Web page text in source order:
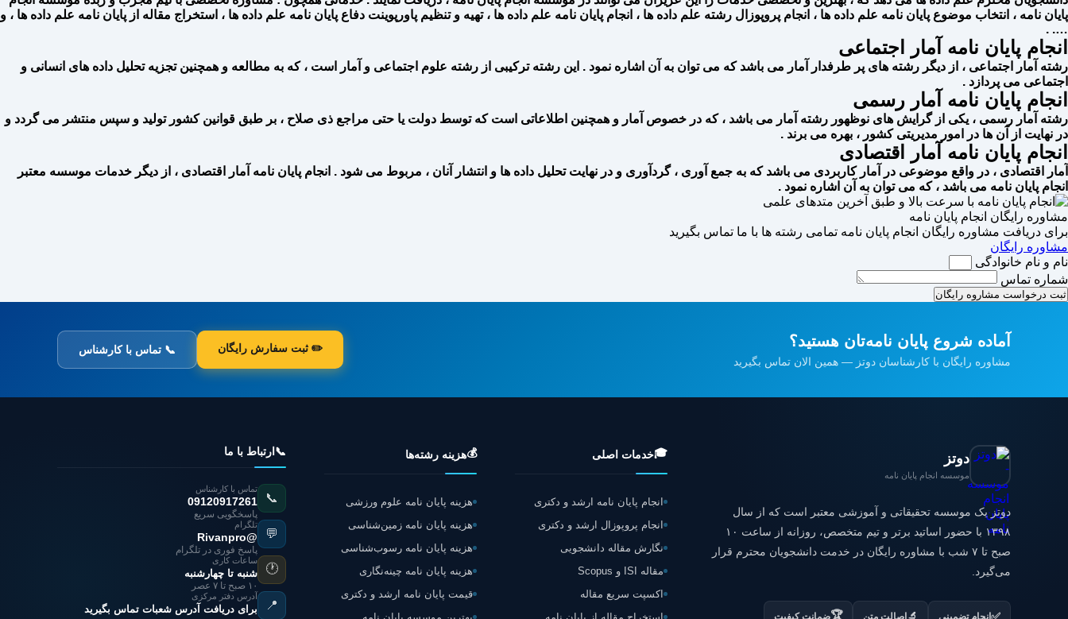
پایان نامه ، انتخاب موضوع پایان نامه علم داده ها ، انجام پروپوزال رشته علم داده ها ، انجام پایان نامه علم داده ها ، تهیه و تنظیم پاورپوینت دفاع پایان نامه علم داده ها ، استخراج مقاله از پایان نامه علم داده ها ، و
…. .
انجام پایان نامه آمار اجتماعی
رشته آمار اجتماعی ، از دیگر رشته های پر طرفدار آمار می باشد که می توان به آن اشاره نمود . این رشته ترکیبی از رشته علوم اجتماعی و آمار است ، که به مطالعه و همچنین تجزیه تحلیل داده های انسانی و
اجتماعی می پردازد .
انجام پایان نامه آمار رسمی
رشته آمار رسمی ، یکی از گرایش های نوظهور رشته آمار می باشد ، که در خصوص آمار و همچنین اطلاعاتی است که توسط دولت یا حتی مراجع ذی صلاح ، بر طبق قوانین کشور تولید و سپس منتشر می گردد و
در نهایت از آن ها در امور مدیریتی کشور ، بهره می برند .
انجام پایان نامه آمار اقتصادی
آمار اقتصادی ، در واقع موضوعی در آمار کاربردی می باشد که به جمع آوری ، گردآوری و در نهایت تحلیل داده ها و انتشار آنان ، مربوط می شود . انجام پایان نامه آمار اقتصادی ، از دیگر خدمات موسسه معتبر
انجام پایان نامه می باشد ، که می توان به آن اشاره نمود .
مشاوره رایگان انجام پایان نامه
برای دریافت مشاوره رایگان انجام پایان نامه تمامی رشته ها با ما تماس بگیرید
مشاوره رایگان
نام و نام خانوادگی
شماره تماس
ثبت درخواست مشاروه رایگان
آماده شروع پایان نامه‌تان هستید؟
مشاوره رایگان با کارشناسان دوتز — همین الان تماس بگیرید
✏️ ثبت سفارش رایگان 📞 تماس با کارشناس
دوتز
موسسه انجام پایان نامه
دوتز یک موسسه تحقیقاتی و آموزشی معتبر است که از سال
۱۳۹۸ با حضور اساتید برتر و تیم متخصص، روزانه از ساعت ۱۰
صبح تا ۷ شب با مشاوره رایگان در خدمت دانشجویان محترم قرار
می‌گیرد.
🏆
🎓خدمات اصلی
انجام پایان نامه ارشد و دکتری
انجام پروپوزال ارشد و دکتری
نگارش مقاله دانشجویی
مقاله ISI و Scopus
اکسپت سریع مقاله
💰هزینه رشته‌ها
هزینه پایان نامه علوم ورزشی
هزینه پایان نامه زمین‌شناسی
هزینه پایان نامه رسوب‌شناسی
هزینه پایان نامه چینه‌نگاری
قیمت پایان نامه ارشد و دکتری
📞 ارتباط با ما
📞
تماس با کارشناس
09120917261
پاسخگویی سریع
💬
تلگرام
@Rivanpro
پاسخ فوری در تلگرام
🕐
ساعات کاری
شنبه تا چهارشنبه
۱۰ صبح تا ۷ عصر
📍
آدرس دفتر مرکزی
برای دریافت آدرس شعبات تماس بگیرید